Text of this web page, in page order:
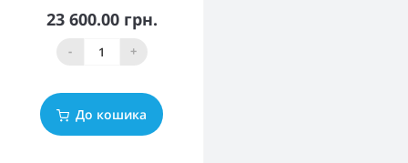
23 600.00 грн.
- +
До кошика